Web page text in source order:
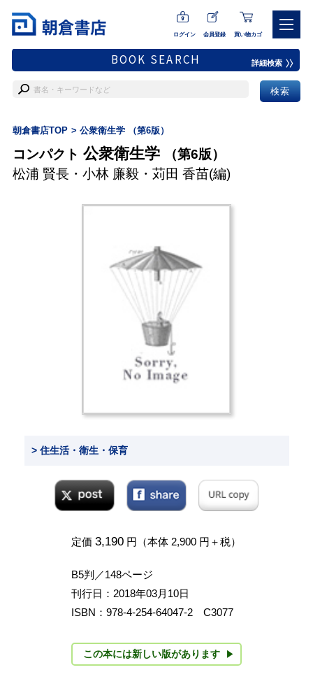
ログイン 会員登録 買い物カゴ
BOOK SEARCH 詳細検索
朝倉書店TOP 公衆衛生学 （第6版）
コンパクト 公衆衛生学
（第6版）
松浦 賢長・ 小林 廉毅・ 苅田 香苗(編)
> 住生活・衛生・保育
定価 3,190 円（本体 2,900 円＋税）
B5判／148ページ
刊行日：2018年03月10日
ISBN：978-4-254-64047-2 C3077
この本には新しい版があります